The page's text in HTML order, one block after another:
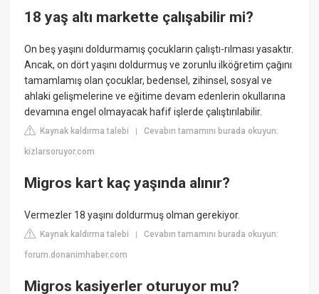
18 yaş altı markette çalışabilir mi?
On beş yaşını doldurmamış çocukların çalıştı-rılması yasaktır.
Ancak, on dört yaşını doldurmuş ve zorunlu ilköğretim çağını
tamamlamış olan çocuklar, bedensel, zihinsel, sosyal ve
ahlaki gelişmelerine ve eğitime devam edenlerin okullarına
devamına engel olmayacak hafif işlerde çalıştırılabilir.
Kaynak kaldırma talebi |Cevabın tamamını burada okuyun:
kizlarsoruyor.com
Migros kart kaç yaşında alınır?
Vermezler 18 yaşını doldurmuş olman gerekiyor.
Kaynak kaldırma talebi |Cevabın tamamını burada okuyun:
forum.donanimhaber.com
Migros kasiyerler oturuyor mu?